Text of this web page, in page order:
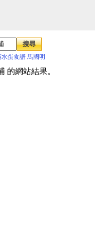
水蛋食譜 馬國明
的網站結果。